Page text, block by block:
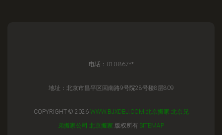
电话：010-867**
地址：北京市昌平区回南路9号院28号楼8层809
COPYRIGHT © 2026 WWW.BJXDBJ.COM 北京搬家 北京兄
弟搬家公司 北京搬家 版权所有 SITEMAP